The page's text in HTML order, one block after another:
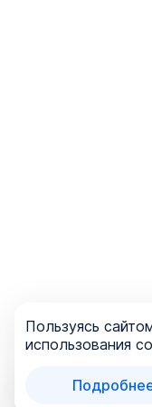
Список
Пользуясь
использования